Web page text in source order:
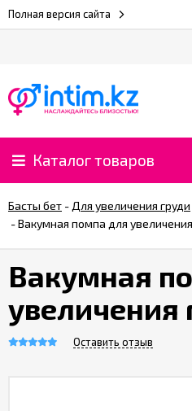
Полная версия сайта
Каталог товаров
Басты бет - Для увеличения груди
-Вакумная помпа для
Вакумная
увеличения
Оставить отзыв